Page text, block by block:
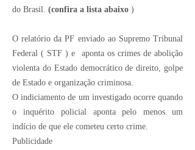
do Brasil. (confira a lista abaixo )
O relatório da PF enviado ao Supremo Tribunal
Federal ( STF ) e aponta os crimesde abolição
violenta do Estado democrático de direito, golpe
de Estado e organização criminosa.
O indiciamento de um investigado ocorre quando
o inquérito policial aponta pelo menos um
indício de que ele cometeu certo crime.
Publicidade